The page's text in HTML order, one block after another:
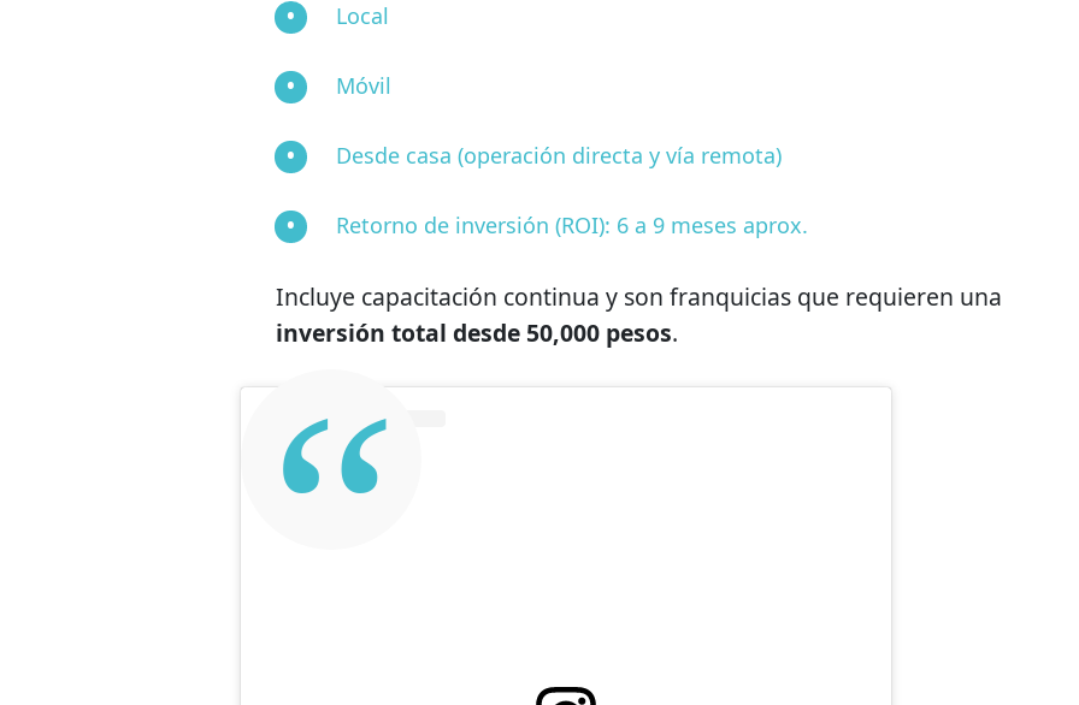
Local
Móvil
Desde casa (operación directa y vía remota)
Retorno de inversión (ROI): 6 a 9 meses aprox.
Incluye capacitación continua y son franquicias que requieren una
inversión total desde 50,000 pesos.